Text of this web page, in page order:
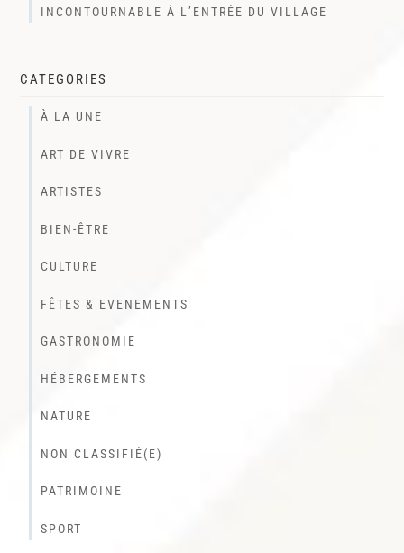
INCONTOURNABLE À L’ENTRÉE DU VILLAGE
CATEGORIES
À LA UNE
ART DE VIVRE
ARTISTES
BIEN-ÊTRE
CULTURE
FÊTES & EVENEMENTS
GASTRONOMIE
HÉBERGEMENTS
NATURE
NON CLASSIFIÉ(E)
PATRIMOINE
SPORT